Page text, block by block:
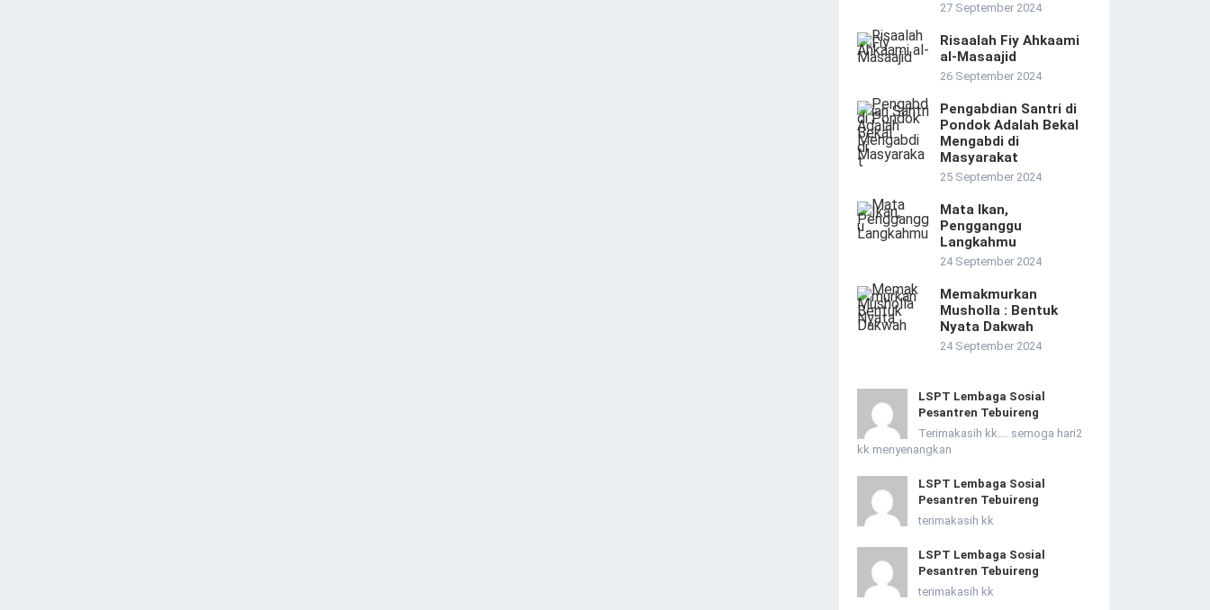
27 September 2024
Risaalah Fiy Ahkaami
al-Masaajid
26 September 2024
Pengabdian Santri di
Pondok Adalah Bekal
Mengabdi di
Masyarakat
25 September 2024
Mata Ikan,
Pengganggu
Langkahmu
24 September 2024
Memakmurkan
Musholla : Bentuk
Nyata Dakwah
24 September 2024
LSPT Lembaga Sosial
Pesantren Tebuireng
Terimakasih kk.... semoga hari2
kk menyenangkan
LSPT Lembaga Sosial
Pesantren Tebuireng
terimakasih kk
LSPT Lembaga Sosial
Pesantren Tebuireng
terimakasih kk